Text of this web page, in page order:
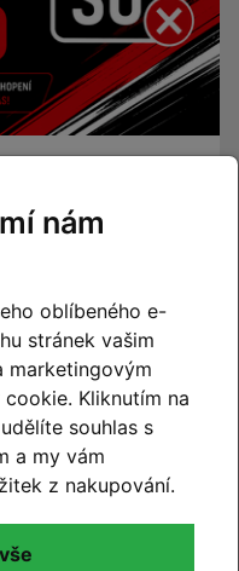
nám
oblíbeného e-
stránek vašim
marketingovým
Kliknutím na
souhlas s
a my vám
z nakupování.